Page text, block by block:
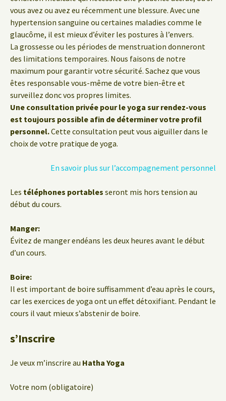
vous avez ou avez eu récemment une blessure. Avec une
hypertension sanguine ou certaines maladies comme le
glaucôme, il est mieux d’éviter les postures à l’envers.
La grossesse ou les périodes de menstruation donneront
des limitations temporaires. Nous faisons de notre
maximum pour garantir votre sécurité. Sachez que vous
êtes responsable vous-même de votre bien-être et
surveillez donc vos propres limites.
Une consultation privée pour le yoga sur rendez-vous
est toujours possible afin de déterminer votre profil
personnel.Cette consultation peut vous aiguiller dans le
choix de votre pratique de yoga.
En savoir plus sur l’accompagnement personnel
Les téléphones portables seront mis hors tension au
début du cours.
Manger:
Évitez de manger endéans les deux heures avant le début
d’un cours.
Boire:
Il est important de boire suffisamment d’eau après le cours,
car les exercices de yoga ont un effet détoxifiant. Pendant le
cours il vaut mieux s’abstenir de boire.
s’Inscrire
Je veux m’inscrire au Hatha Yoga
Votre nom (obligatoire)